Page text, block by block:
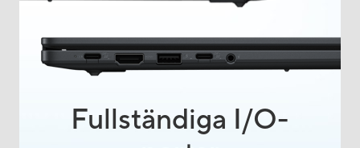
Fullständiga I/O-